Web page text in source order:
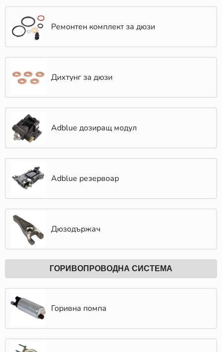
Ремонтен комплект за дюзи
Дихтунг за дюзи
Adblue дозиращ модул
Adblue резервоар
Дюзодържач
ГОРИВОПРОВОДНА СИСТЕМА
Горивна помпа